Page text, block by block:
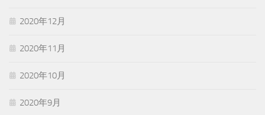
2020年12月
2020年11月
2020年10月
2020年9月